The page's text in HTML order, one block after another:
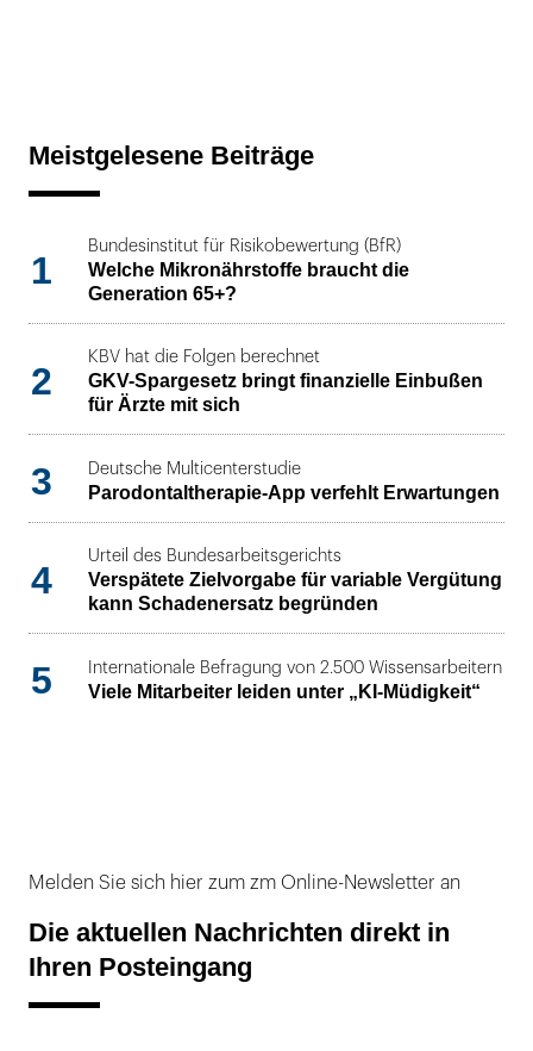
Meistgelesene Beiträge
1
Bundesinstitut für Risikobewertung (BfR)
Welche Mikronährstoffe braucht die
Generation 65+?
2
KBV hat die Folgen berechnet
GKV-Spargesetz bringt finanzielle Einbußen
für Ärzte mit sich
3 Deutsche Multicenterstudie
Parodontaltherapie-App verfehlt Erwartungen
4
Urteil des Bundesarbeitsgerichts
Verspätete Zielvorgabe für variable Vergütung
kann Schadenersatz begründen
5 Internationale Befragung von 2.500 Wissensarbeitern
Viele Mitarbeiter leiden unter „KI-Müdigkeit“
Melden Sie sich hier zum zm Online-Newsletter an
Die aktuellen Nachrichten direkt in
Ihren Posteingang